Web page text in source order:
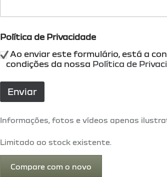
Política de Privacidade
Ao enviar este formulário, está a
condições da nossa Política de
Enviar
Informações, fotos e vídeos apenas
Limitado ao stock existente.
Compare com o novo